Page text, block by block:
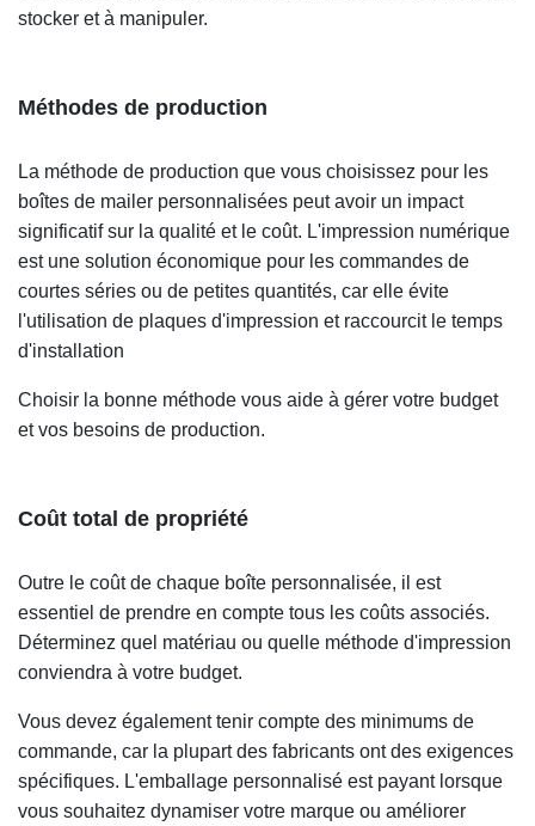
stocker et à manipuler.
Méthodes de production
La méthode de production que vous choisissez pour les
boîtes de mailer personnalisées peut avoir un impact
significatif sur la qualité et le coût. L'impression numérique
est une solution économique pour les commandes de
courtes séries ou de petites quantités, car elle évite
l'utilisation de plaques d'impression et raccourcit le temps
d'installation
Choisir la bonne méthode vous aide à gérer votre budget
et vos besoins de production.
Coût total de propriété
Outre le coût de chaque boîte personnalisée, il est
essentiel de prendre en compte tous les coûts associés.
Déterminez quel matériau ou quelle méthode d'impression
conviendra à votre budget.
Vous devez également tenir compte des minimums de
commande, car la plupart des fabricants ont des exigences
spécifiques. L'emballage personnalisé est payant lorsque
vous souhaitez dynamiser votre marque ou améliorer